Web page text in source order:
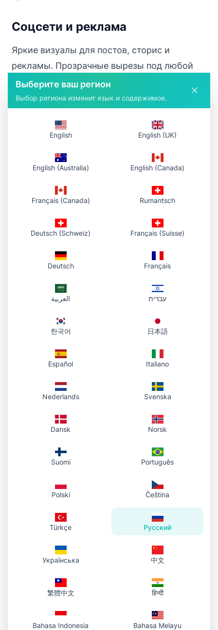
Соцсети и реклама
Яркие визуалы для постов, сторис и
рекламы. Прозрачные вырезы под любой
шаблон.
Возможности
инструмента
Бесплатно и на ИИ
– без регистрации, без
Удаление в один клик
– автоопределение
Прозрачный PNG
– для любого дизайна
или платформы
Конфиденциальность
– обработка в
браузере, мы не храним изображения
Все устройства
– ПК, планшет и
смартфон
Вопросы и ответы
Как удалить фон с фото?
загрузите изображение. Инструмент
предпросмотр и скачайте PNG с
прозрачностью.
Какие форматы
поддерживаются?
JPG, PNG, WEBP и GIF. Результат всегда
скачивается как PNG с прозрачным фоном.
Вы храните мои изображения?
браузере, мы ничего не сохраняем.
Выберите ваш регион
Выбор региона изменит язык и содержимое.
English English (UK)
English (Australia) English (Canada)
Français (Canada) Rumantsch
Deutsch (Schweiz) Français (Suisse)
Deutsch Français
العربية עברית
한국어 日本語
Español Italiano
Nederlands Svenska
Dansk Norsk
Suomi Português
Polski Čeština
Türkçe Русский
Українська 中文
繁體中文 हिन्दी
Bahasa Indonesia Bahasa Melayu